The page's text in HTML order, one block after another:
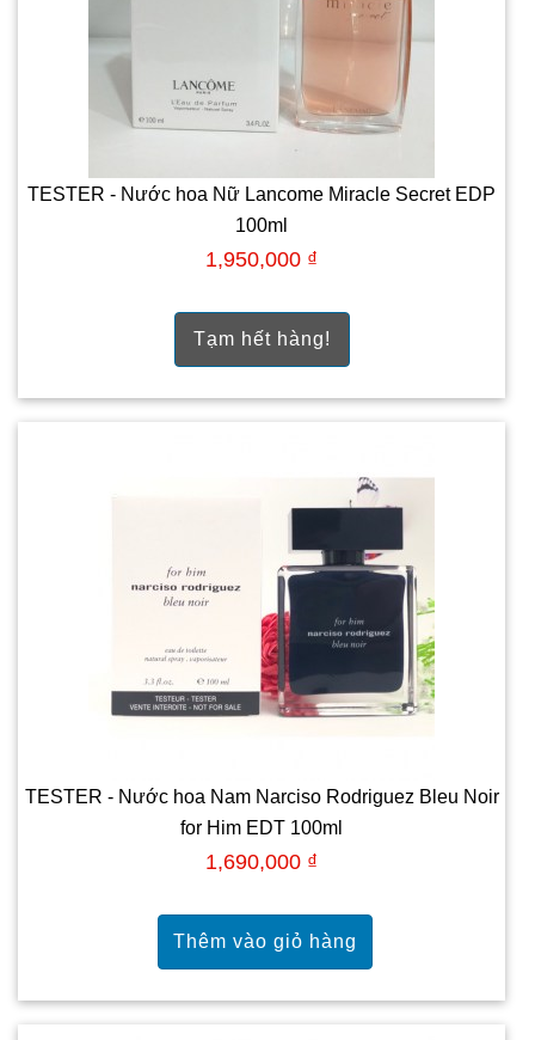
TESTER - Nước hoa Nữ Lancome Miracle Secret EDP
100ml
1,950,000 ₫
Tạm hết hàng!
TESTER - Nước hoa Nam Narciso Rodriguez Bleu Noir
for Him EDT 100ml
1,690,000 ₫